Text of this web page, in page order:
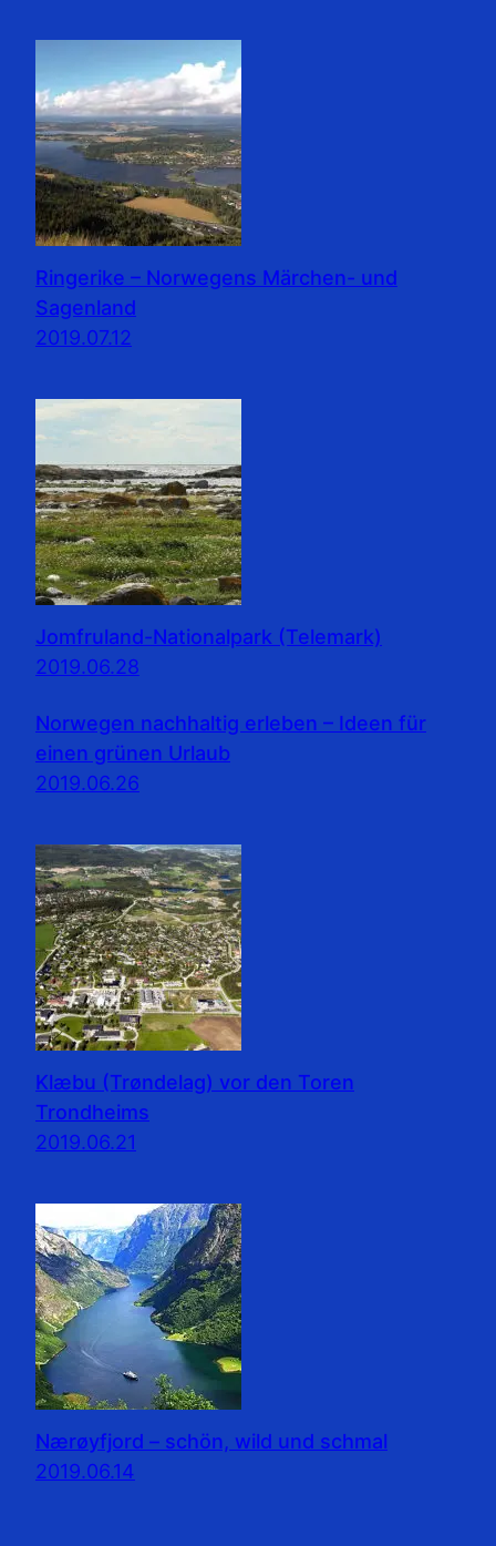
Ringerike – Norwegens Märchen- und
Sagenland
2019.07.12
Jomfruland-Nationalpark (Telemark)
2019.06.28
Norwegen nachhaltig erleben – Ideen für
einen grünen Urlaub
2019.06.26
Klæbu (Trøndelag) vor den Toren
Trondheims
2019.06.21
Nærøyfjord – schön, wild und schmal
2019.06.14